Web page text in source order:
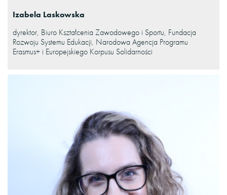
Izabela Laskowska
dyrektor, Biuro Kształcenia Zawodowego i Sportu, Fundacja
Rozwoju Systemu Edukacji, Narodowa Agencja Programu
Erasmus+ i Europejskiego Korpusu Solidarności